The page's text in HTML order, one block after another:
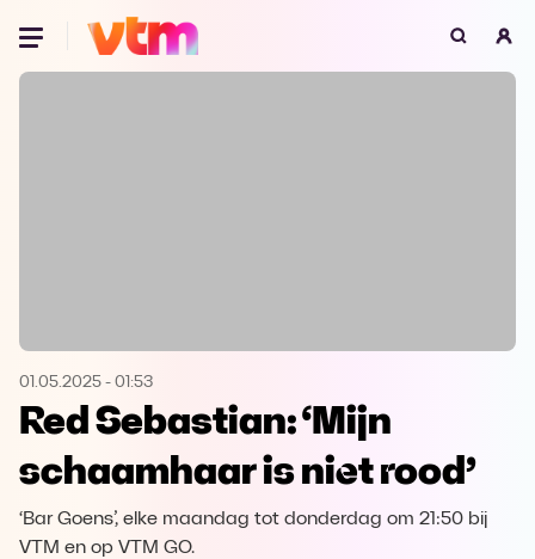
Oeps, browser niet ondersteund
Microsoft Edge Download
Opera Download
01.05.2025 - 01:53
Red Sebastian: ‘Mijn
schaamhaar is niet rood’
‘Bar Goens’, elke maandag tot donderdag om 21:50 bij
VTM en op VTM GO.